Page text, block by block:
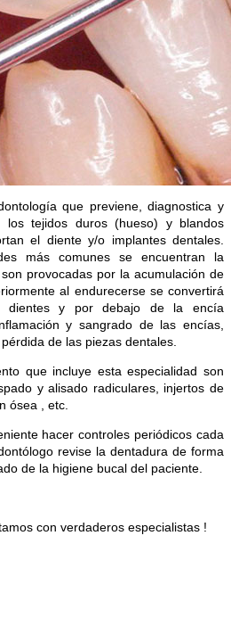
que previene, diagnostica y
los tejidos duros (hueso) y blandos
el diente y/o implantes dentales.
más comunes se encuentran la
provocadas por la acumulación de
al endurecerse se convertirá
dientes y por debajo de la encía
y sangrado de las encías,
de las piezas dentales.
que incluye esta especialidad son
y alisado radiculares, injertos de
ósea , etc.
hacer controles periódicos cada
revise la dentadura de forma
de la higiene bucal del paciente.
con verdaderos especialistas !